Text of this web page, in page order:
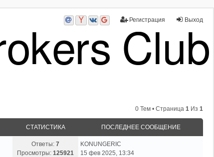
Выход
Регистрация
0 Тем • Страница 1 Из 1
СТАТИСТИКА ПОСЛЕДНЕЕ СООБЩЕНИЕ
Ответы: 7
Просмотры: 125921
KONUNGERIC
15 фев 2025, 13:34